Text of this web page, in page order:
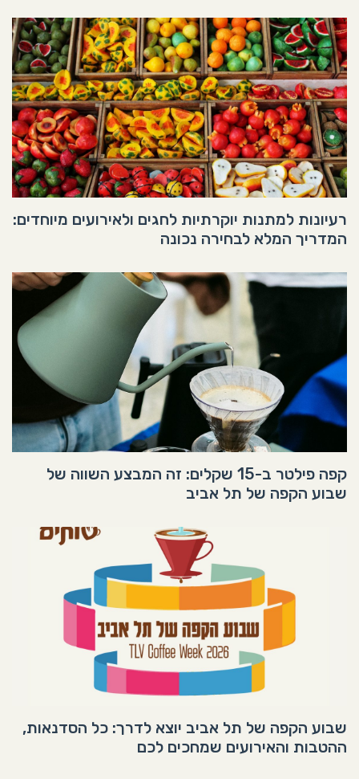
רעיונות למתנות יוקרתיות לחגים ולאירועים מיוחדים:
המדריך המלא לבחירה נכונה
קפה פילטר ב-15 שקלים: זה המבצע השווה של
שבוע הקפה של תל אביב
שבוע הקפה של תל אביב יוצא לדרך: כל הסדנאות,
ההטבות והאירועים שמחכים לכם